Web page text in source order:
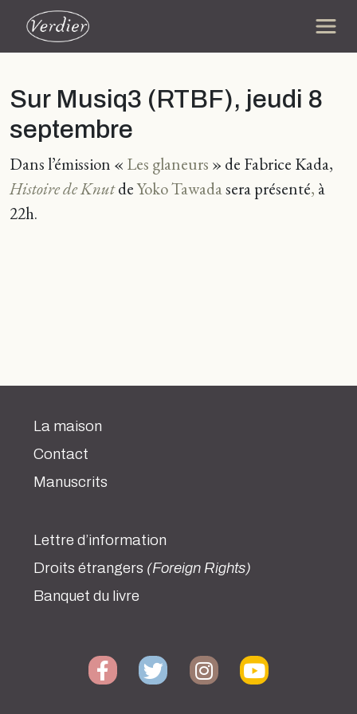
Sur Musiq3 (RTBF), jeudi 8
septembre
Dans l’émission « Les glaneurs » de Fabrice Kada,
Histoire de KnutdeYoko Tawadasera présenté, à
22h.
La maison
Contact
Manuscrits
Lettre d’information
Droits étrangers (Foreign Rights)
Banquet du livre